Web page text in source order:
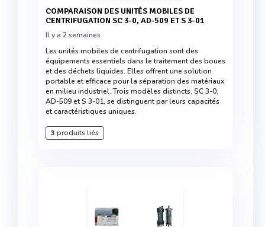
COMPARAISON DES UNITÉS MOBILES DE
CENTRIFUGATION SC 3-0, AD-509 ET S 3-01
Il y a 2 semaines
Les unités mobiles de centrifugation sont des
équipements essentiels dans le traitement des boues
et des déchets liquides. Elles offrent une solution
portable et efficace pour la séparation des matériaux
en milieu industriel. Trois modèles distincts, SC 3-0,
AD-509 et S 3-01, se distinguent par leurs capacités
et caractéristiques uniques.
3 produits liés